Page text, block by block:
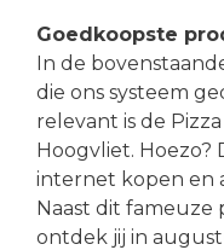
Goedkoopste
In de
die ons systeem
relevant is de
Hoogvliet. Hoezo?
internet kopen en
Naast dit
ontdek jij in